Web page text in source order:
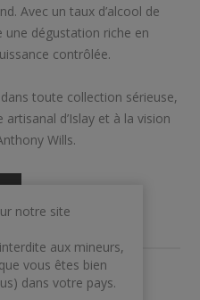
Avec un taux d’alcool de
une dégustation riche en
contrôlée.
toute collection sérieuse,
d’Islay et à la vision
Wills.
notre site
aux mineurs,
vous êtes bien
dans votre pays.